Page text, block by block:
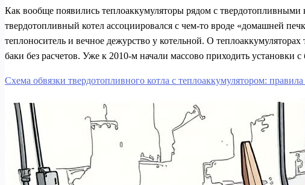
Как вообще появились теплоаккумуляторы рядом с твердотопливными
твердотопливный котел ассоциировался с чем‑то вроде «домашней
теплоноситель и вечное дежурство у котельной. О
баки без расчетов. Уже к 2010‑м начали массово приходить
Схема обвязки твердотопливного котла с теплоаккумулятором: